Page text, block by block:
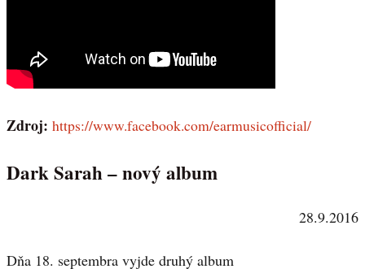
Zdroj: https://www.facebook.com/earmusicofficial/
Dark Sarah – nový album
28.9.2016
Dňa 18. septembra vyjde druhý album